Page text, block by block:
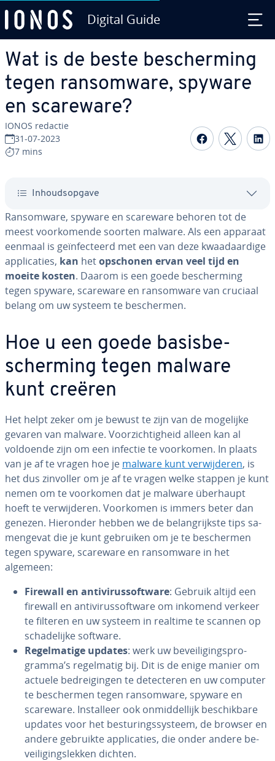
Digital Guide
Wat is de beste be­scher­ming
tegen ransom­wa­re, spyware
en scareware?
IONOS redactie
31-07-2023
7 mins
Delen op
In­houds­op­ga­ve
Ransom­wa­re, spyware en scareware behoren tot de
meest voor­ko­men­de soorten malware. Als een apparaat
eenmaal is ge­ïn­fec­teerd met een van deze kwaad­aar­di­ge
ap­pli­ca­ties, kan hetopschonen ervan veel tijd en
moeite kosten. Daarom is een goede be­scher­ming
tegen spyware, scareware en ransom­wa­re van cruciaal
belang om uw systeem te be­scher­men.
Hoe u een goede ba­sis­be­
scher­ming tegen malware
kunt creëren
Het helpt zeker om je bewust te zijn van de mogelijke
gevaren van malware. Voor­zich­tig­heid alleen kan al
voldoende zijn om een infectie te voorkomen. In plaats
van je af te vragen hoe je malware kunt ver­wij­de­ren, is
het dus zinvoller om je af te vragen welke stappen je kunt
nemen om te voorkomen dat je malware überhaupt
hoeft te ver­wij­de­ren. Voorkomen is immers beter dan
genezen. Hieronder hebben we de be­lang­rijk­ste tips sa­
men­ge­vat die je kunt gebruiken om je te be­scher­men
tegen spyware, scareware en ransom­wa­re in het
algemeen:
Firewall en an­ti­vi­rus­soft­wa­re: Gebruik altijd een
firewall en an­ti­vi­rus­soft­wa­re om inkomend verkeer
te filteren en uw systeem in realtime te scannen op
scha­de­lij­ke software.
Re­gel­ma­ti­ge updates: werk uw be­vei­li­gings­pro­
gram­ma’s re­gel­ma­tig bij. Dit is de enige manier om
actuele be­drei­gin­gen te de­tec­te­ren en uw computer
te be­scher­men tegen ransom­wa­re, spyware en
scareware. In­stal­leer ook on­mid­del­lijk be­schik­ba­re
updates voor het be­stu­rings­sys­teem, de browser en
andere gebruikte ap­pli­ca­ties, die onder andere be­
vei­li­gings­lek­ken dichten.